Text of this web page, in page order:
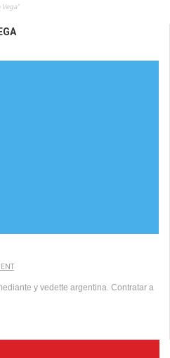
Vega"
y vedette argentina. Contratar a